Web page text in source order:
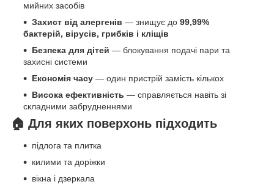
мийних засобів
Захист від алергенів — знищує до 99,99%
бактерій, вірусів, грибків і кліщів
Безпека для дітей — блокування подачі пари та
захисні системи
Економія часу — один пристрій замість кількох
Висока ефективність — справляється навіть зі
складними забрудненнями
🏠 Для яких поверхонь підходить
підлога та плитка
килими та доріжки
вікна і дзеркала